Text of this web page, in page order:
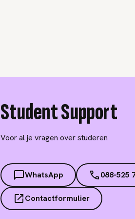
Student Support
Voor al je vragen over studeren
WhatsApp 088-525
Contactformulier